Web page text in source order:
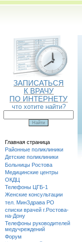
ЗАПИСАТЬСЯ
К ВРАЧУ
ПО ИНТЕРНЕТУ
что хотите найти?
Главная страница
Районные поликлиники
Детские поликлиники
Больницы Ростова
Медицинские центры
ОКДЦ
Телефоны ЦГБ-1
Женские консультации
тел. МинЗдрава РО
списки врачей г.Ростова-
на-Дону
Телефоны руководителей
медучреждений
Форум